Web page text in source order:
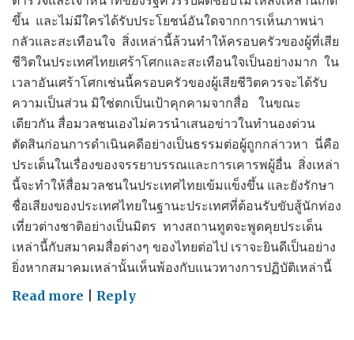
ขึ้น และไม่มีใครได้รับประโยชน์อันใดจากการเห็นภาพน่า
กลัวและสะเทือนใจ สิ่งเหล่านี้ล้วนทำให้ครอบครัวของผู้ที่เสีย
ชีวิตในประเทศไทยเศร้าโศกและสะเทือนใจเป็นอย่างมาก ใน
เวลาอันเศร้าโศกเช่นนี้ครอบครัวของผู้เสียชีวิตควรจะได้รับ
ความเป็นส่วน มิใช่ตกเป็นเป้าคุกคามจากสื่อ ในขณะ
เดียวกัน สื่อมวลชนเองไม่ควรนำเสนอข่าวในทำนองด่วน
ตัดสินก่อนการดำเนินคดีอย่างเป็นธรรมต่อผู้ถูกกล่าวหา นี่คือ
ประเด็นในเรื่องของจรรยาบรรณและการเคารพผู้อื่น สิ่งเหล่า
นี้จะทำให้สื่อมวลชนในประเทศไทยเข้มแข็งขึ้น และยังรักษา
ชื่อเสียงของประเทศไทยในฐานะประเทศที่ต้อนรับขับสู้นักท่อง
เที่ยวต่างชาติอย่างเป็นมิตร ทางสถานทูตจะพูดคุยประเด็น
เหล่านี้กับสมาคมสื่อต่างๆ ของไทยต่อไป เราจะยินดีเป็นอย่าง
ยิ่งหากสมาคมเหล่านั้นเห็นพ้องกับแนวทางการปฏิบัติเหล่านี้
Read more onReply